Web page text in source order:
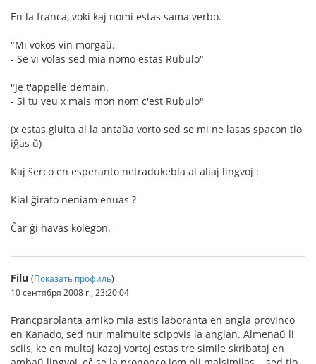
En la franca, voki kaj nomi estas sama verbo.
"Mi vokos vin morgaŭ.
- Se vi volas sed mia nomo estas Rubulo"
"Je t'appelle demain.
- Si tu veu x mais mon nom c'est Rubulo"
(x estas gluita al la antaŭa vorto sed se mi ne lasas spacon tio
iĝas ŭ)
Kaj ŝerco en esperanto netradukebla al aliaj lingvoj :
Kial ĝirafo neniam enuas ?
Ĉar ĝi havas kolegon.
Filu (Показать профиль)
10 сентября 2008 г., 23:20:04
Francparolanta amiko mia estis laboranta en angla provinco
en Kanado, sed nur malmulte scipovis la anglan. Almenaŭ li
sciis, ke en multaj kazoj vortoj estas tre simile skribataj en